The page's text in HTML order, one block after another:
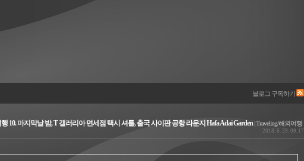
블로그 구독하기
10. 마지막날 밤, T 갤러리아 면세점 택시 셔틀, 출국 사이판 공항 라운지 Hafa Adai Garden |Traveling/해외여행
2018. 6. 29. 09:17